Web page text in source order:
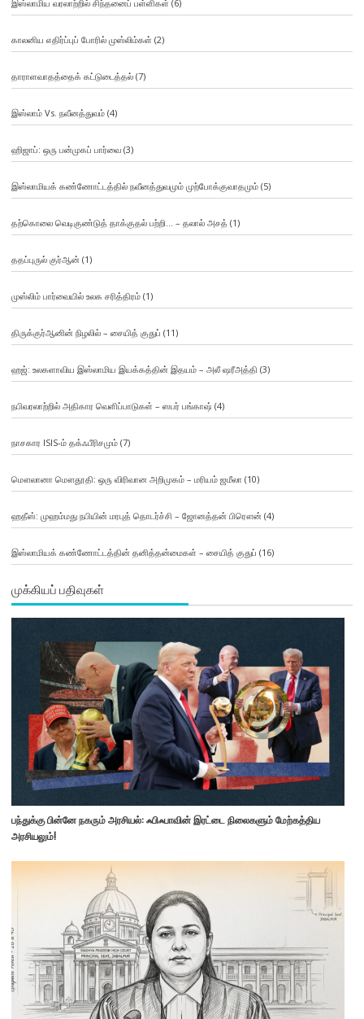
இஸ்லாமிய வரலாற்றில் சிந்தனைப் பள்ளிகள் (6)
காலனிய எதிர்ப்புப் போரில் முஸ்லிம்கள் (2)
தாராளவாதத்தைக் கட்டுடைத்தல்(7)
இஸ்லாம் Vs. நவீனத்துவம்(4)
ஹிஜாப்: ஒரு பன்முகப் பார்வை(3)
இஸ்லாமியக் கண்ணோட்டத்தில் நவீனத்துவமும் முற்போக்குவாதமும்(5)
தற்கொலை வெடிகுண்டுத் தாக்குதல் பற்றி… – தலால் அசத் (1)
ததப்புருல் குர்ஆன் (1)
முஸ்லிம் பார்வையில் உலக சரித்திரம்(1)
திருக்குர்ஆனின் நிழலில் – சையித் குதுப் (11)
ஹஜ்: உலகளாவிய இஸ்லாமிய இயக்கத்தின் இதயம் – அலீ ஷரீஅத்தி (3)
நபிவரலாற்றில் அதிகார வெளிப்பாடுகள் – ஸபர் பங்காஷ் (4)
நாசகார ISIS-ம் தக்ஃபீரிசமும்(7)
மௌலானா மௌதூதி: ஒரு விரிவான அறிமுகம் – மரியம் ஜமீலா (10)
ஹதீஸ்: முஹம்மது நபியின் மரபுத் தொடர்ச்சி – ஜோனத்தன் பிரௌன் (4)
இஸ்லாமியக் கண்ணோட்டத்தின் தனித்தன்மைகள் – சையித் குதுப் (16)
முக்கியப் பதிவுகள்
பந்துக்கு பின்னே நகரும் அரசியல்: ஃபிஃபாவின் இரட்டை நிலைகளும் மேற்கத்திய
அரசியலும்!